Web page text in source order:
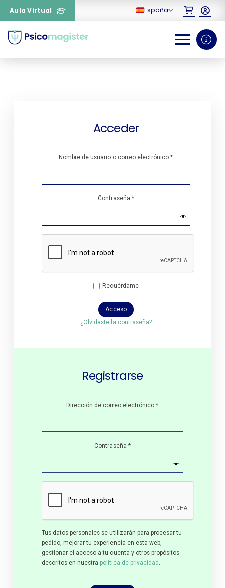
Aula Virtual España
Acceder
Nombre de usuario o correo electrónico*
Contraseña *
Recuérdame
Acceso
¿Olvidaste la contraseña?
Registrarse
Dirección de correo electrónico*
Contraseña *
Tus datos personales se utilizarán para procesar tu
pedido, mejorar tu experiencia en esta web,
gestionar el acceso a tu cuenta y otros propósitos
descritos en nuestra política de privacidad .
¿Necesitas más